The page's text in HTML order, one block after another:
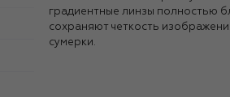
градиентные линзы полностью
сохраняют четкость
сумерки.